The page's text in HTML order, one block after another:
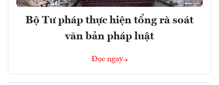
Bộ Tư pháp thực hiện tổng rà soát
văn bản pháp luật
Đọc ngay